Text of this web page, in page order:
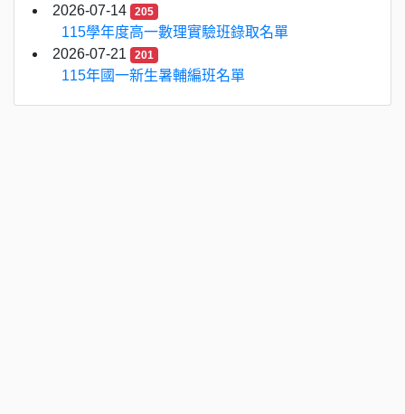
2026-07-14
205
115學年度高一數理實驗班錄取名單
2026-07-21
201
115年國一新生暑輔編班名單